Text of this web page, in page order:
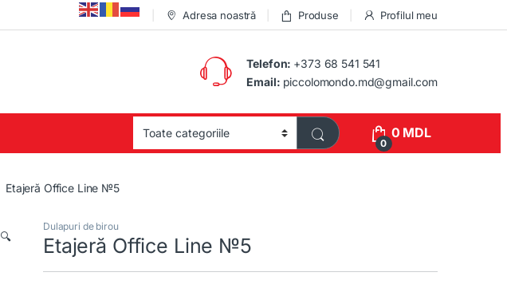
Adresa noastră Produse Profilul meu
Telefon: +373 68 541 541
Email: piccolomondo.md@gmail.com
0
0 MDL
Etajeră Office Line №5
🔍
Dulapuri de birou
Etajeră Office Line №5